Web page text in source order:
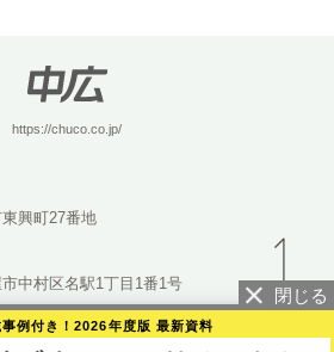
https://chuco.co.jp/
興町27番地
中村区名駅1丁目1番1号
事例付き！2026年度版 最新資料